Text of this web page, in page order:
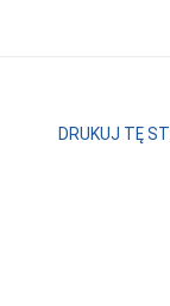
DRUKUJ TĘ